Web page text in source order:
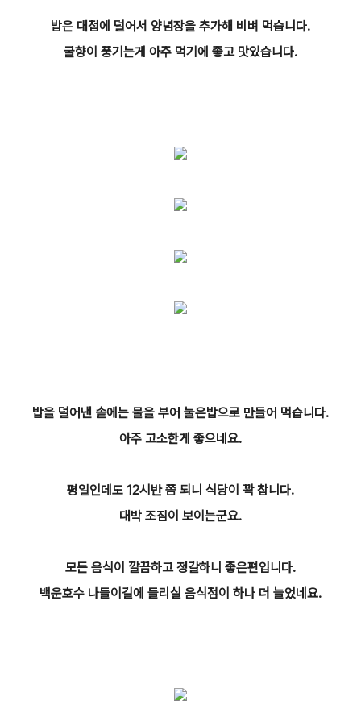
밥은 대접에 덜어서 양념장을 추가해 비벼 먹습니다.
굴향이 풍기는게 아주 먹기에 좋고 맛있습니다.
밥을 덜어낸 솥에는 물을 부어 눌은밥으로 만들어 먹습니다.
아주 고소한게 좋으네요.
평일인데도 12시반 쯤 되니 식당이 꽉 찹니다.
대박 조짐이 보이는군요.
모든 음식이 깔끔하고 정갈하니 좋은편입니다.
백운호수 나들이길에 들리실 음식점이 하나 더 늘었네요.